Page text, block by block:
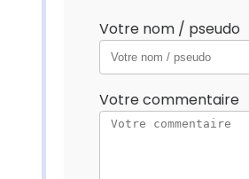
Votre nom / pseudo
Votre commentaire